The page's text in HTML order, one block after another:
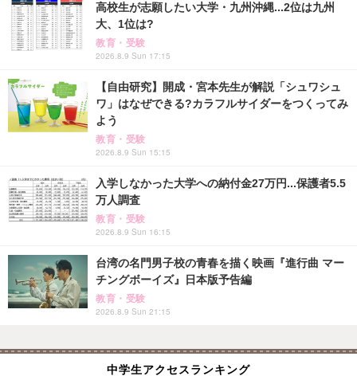
高校生が志願したい大学・九州沖縄...2位は九州
大、1位は?
教育・受験
2026.8.9 Sun 17:15
【自由研究】開成・宮本先生が解説「シュワシュ
ワ」はなぜできる?カラフルサイダーをつくってみ
よう
教育・受験
2026.8.9 Sun 15:15
入学しなかった大学への納付金27万円...保護者5.5
万人調査
教育・受験
2026.8.9 Sun 16:15
台湾の名門男子校の青春を描く映画『進行曲 マー
チングボーイズ』日本版予告編
教育・受験
2026.8.9 Sun 21:15
中学生アクセスランキング